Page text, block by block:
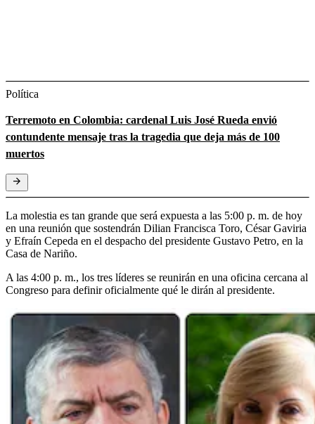
Política
Terremoto en Colombia: cardenal Luis José Rueda envió
contundente mensaje tras la tragedia que deja más de 100
muertos
La molestia es tan grande que será expuesta a las 5:00 p. m. de hoy
en una reunión que sostendrán Dilian Francisca Toro, César Gaviria
y Efraín Cepeda en el despacho del presidente Gustavo Petro, en la
Casa de Nariño.
A las 4:00 p. m., los tres líderes se reunirán en una oficina cercana al
Congreso para definir oficialmente qué le dirán al presidente.